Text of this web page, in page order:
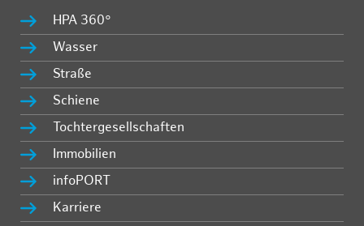
HPA 360°
Wasser
Straße
Schiene
Tochtergesellschaften
Immobilien
infoPORT
Karriere